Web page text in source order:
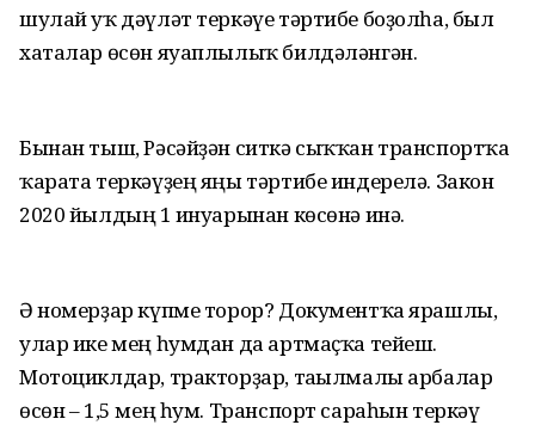
шулай уҡ дәүләт теркәүе тәртибе боҙолһа, был
хаталар өсөн яуаплылыҡ билдәләнгән.
Бынан тыш, Рәсәйҙән ситкә сыҡҡан транспортҡа
ҡарата теркәүҙең яңы тәртибе индерелә. Закон
2020 йылдың 1 ғинуарынан көсөнә инә.
Ә номерҙар күпме торор? Документҡа ярашлы,
улар ике мең һумдан да артмаҫҡа тейеш.
Мотоциклдар, тракторҙар, тағылмалы арбалар
өсөн – 1,5 мең һум. Транспорт сараһын теркәү